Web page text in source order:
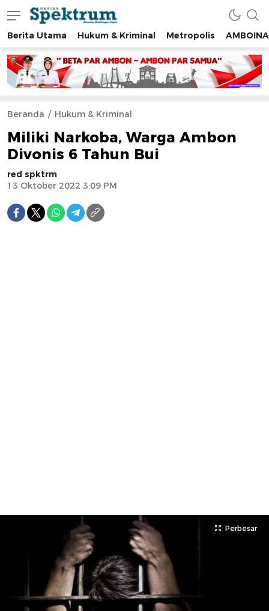
spektrumonline.com
Berita Utama Hukum & Kriminal Metropolis AMBOINA
Beranda Hukum & Kriminal
Miliki Narkoba, Warga Ambon
Divonis 6 Tahun Bui
red spktrm
13 Oktober 2022 3:09 PM
Perbesar